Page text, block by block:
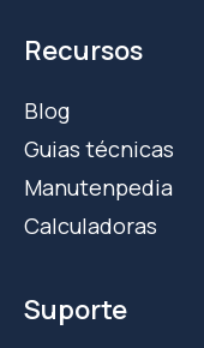
Recursos
Blog
Guias técnicas
Manutenpedia
Calculadoras
Suporte